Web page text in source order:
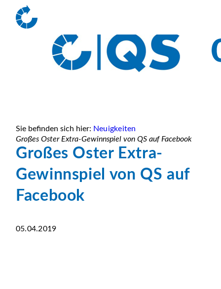
Sie befinden sich hier: Neuigkeiten
Großes Oster Extra-Gewinnspiel von QS auf Facebook
Großes Oster Extra-
Gewinnspiel von QS auf
Facebook
05.04.2019